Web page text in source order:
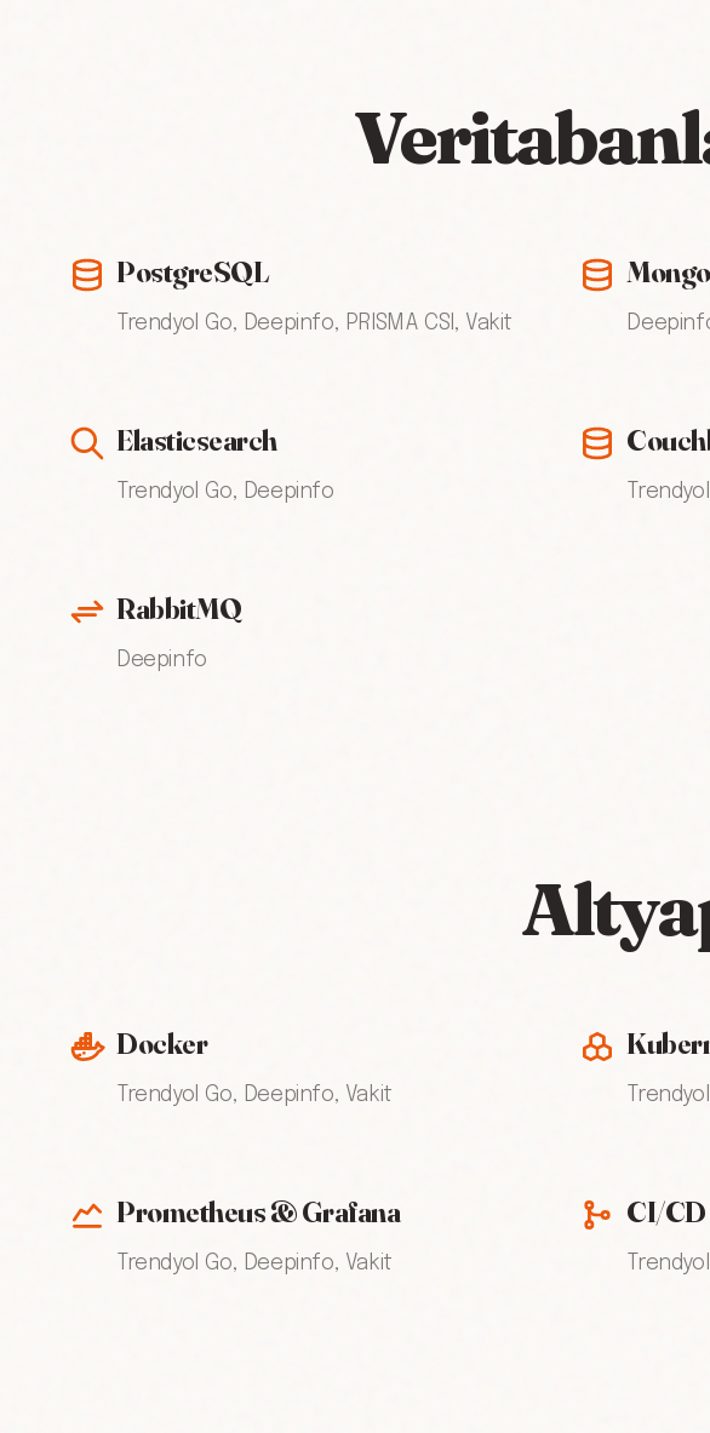
PostgreSQL
Trendyol Go, Deepinfo, PRISMA CSI, Vakit
Elasticsearch
Trendyol Go, Deepinfo
RabbitMQ
Deepinfo
Docker
Trendyol Go, Deepinfo, Vakit
Prometheus & Grafana
Trendyol Go, Deepinfo, Vakit
CI/